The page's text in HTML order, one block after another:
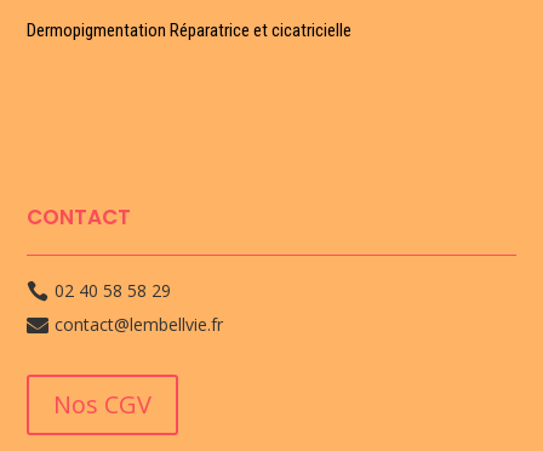
Dermopigmentation Réparatrice et cicatricielle
CONTACT
 02 40 58 58 29
 contact@lembellvie.fr
Nos CGV